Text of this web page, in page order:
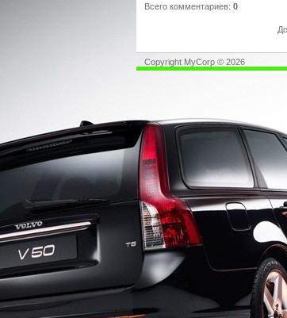
Всего комментариев: 0
Copyright MyCorp © 2026